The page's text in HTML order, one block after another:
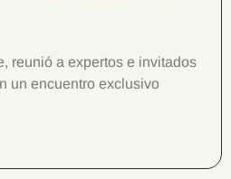
reunió a expertos e invitados
un encuentro exclusivo